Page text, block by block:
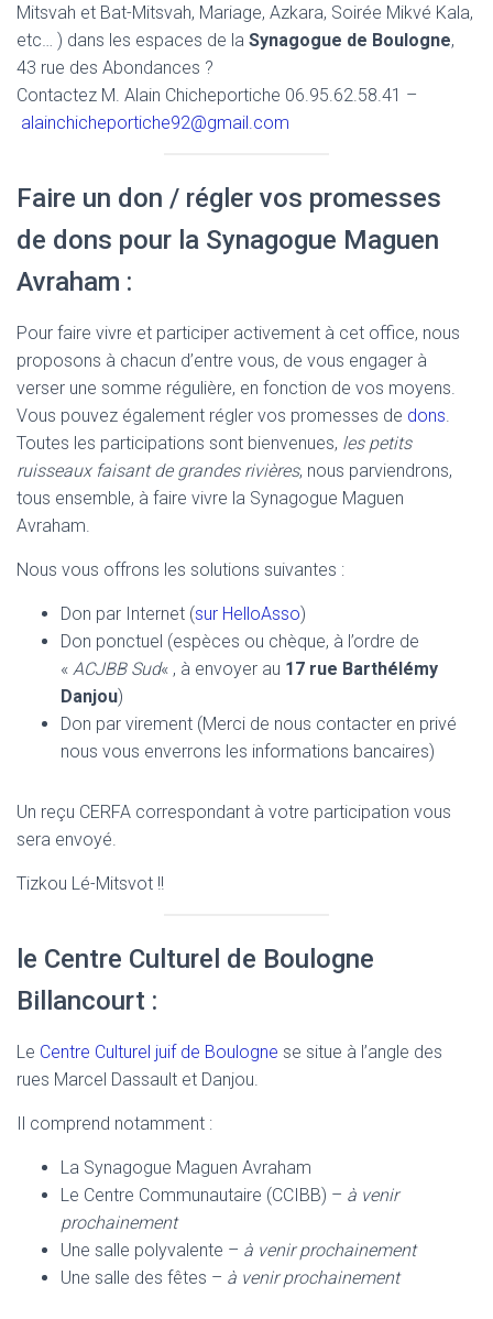
Mitsvah et Bat-Mitsvah, Mariage, Azkara, Soirée Mikvé Kala,
etc… ) dans les espaces de la Synagogue de Boulogne,
43 rue des Abondances ?
Contactez M. Alain Chicheportiche 06.95.62.58.41 –
alainchicheportiche92@gmail.com
Faire un don / régler vos promesses
de dons pour la Synagogue Maguen
Avraham :
Pour faire vivre et participer activement à cet office, nous
proposons à chacun d’entre vous, de vous engager à
verser une somme régulière, en fonction de vos moyens.
Vous pouvez également régler vos promesses de dons.
Toutes les participations sont bienvenues, les petits
ruisseaux faisant de grandes rivières, nous parviendrons,
tous ensemble, à faire vivre la Synagogue Maguen
Avraham.
Nous vous offrons les solutions suivantes :
Don par Internet (sur HelloAsso)
Don ponctuel (espèces ou chèque, à l’ordre de
« ACJBB Sud« , à envoyer au 17 rue Barthélémy
Danjou)
Don par virement (Merci de nous contacter en privé
nous vous enverrons les informations bancaires)
Un reçu CERFA correspondant à votre participation vous
sera envoyé.
Tizkou Lé-Mitsvot !!
le Centre Culturel de Boulogne
Billancourt :
Le Centre Culturel juif de Boulogne se situe à l’angle des
rues Marcel Dassault et Danjou.
Il comprend notamment :
La Synagogue Maguen Avraham
Le Centre Communautaire (CCIBB) – à venir
prochainement
Une salle polyvalente – à venir prochainement
Une salle des fêtes – à venir prochainement